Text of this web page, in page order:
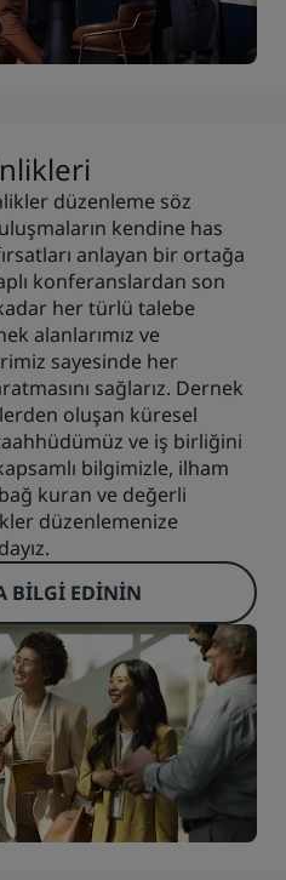
düzenleme söz
kendine has
anlayan bir ortağa
konferanslardan son
her türlü talebe
alanlarımız ve
sayesinde her
sağlarız. Dernek
oluşan küresel
ve iş birliğini
bilgimizle, ilham
kuran ve değerli
düzenlemenize
BILGI EDININ